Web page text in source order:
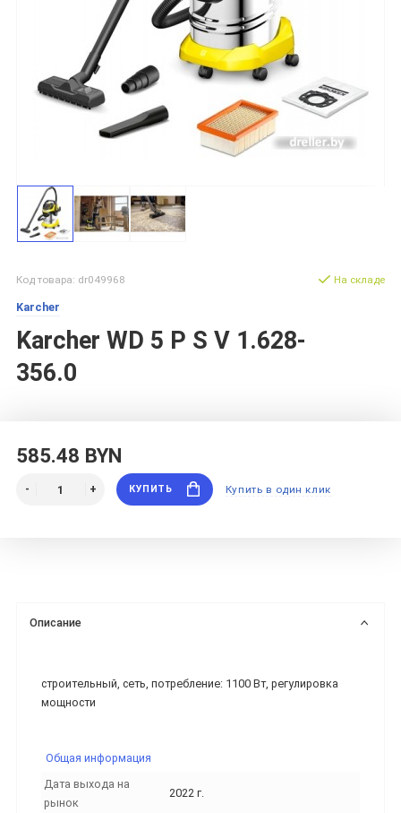
Код товара: dr049968
Karcher
Karcher WD 5 P S V 1.628-
356.0
На складе
585.48 BYN
КУПИТЬ Купить в один клик
Описание
строительный, сеть, потребление: 1100 Вт, регулировка
мощности
Общая информация
Дата выхода на
рынок
2022 г.